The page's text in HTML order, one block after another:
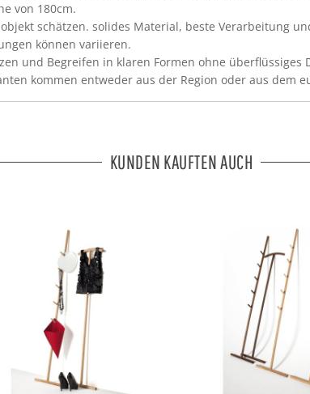
von 180cm.
schätzen. solides Material, beste Verarbeitung
können variieren.
und Begreifen in klaren Formen ohne überflüssiges
kommen entweder aus der Region oder aus dem
KUNDEN KAUFTEN AUCH